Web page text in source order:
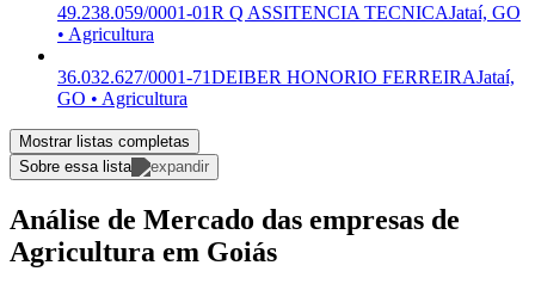
49.238.059/0001-01R Q ASSITENCIA TECNICAJataí, GO
• Agricultura
36.032.627/0001-71DEIBER HONORIO FERREIRAJataí,
GO • Agricultura
Mostrar listas completas
Sobre essa lista
Análise de Mercado das empresas de
Agricultura em Goiás